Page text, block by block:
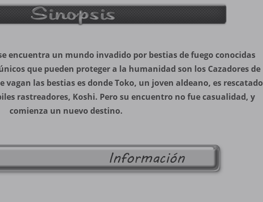
encuentra un mundo invadido por bestias de fuego conocidas
que pueden proteger a la humanidad son los Cazadores de
vagan las bestias es donde Toko, un joven aldeano, es rescatado
rastreadores, Koshi. Pero su encuentro no fue casualidad, y
comienza un nuevo destino.